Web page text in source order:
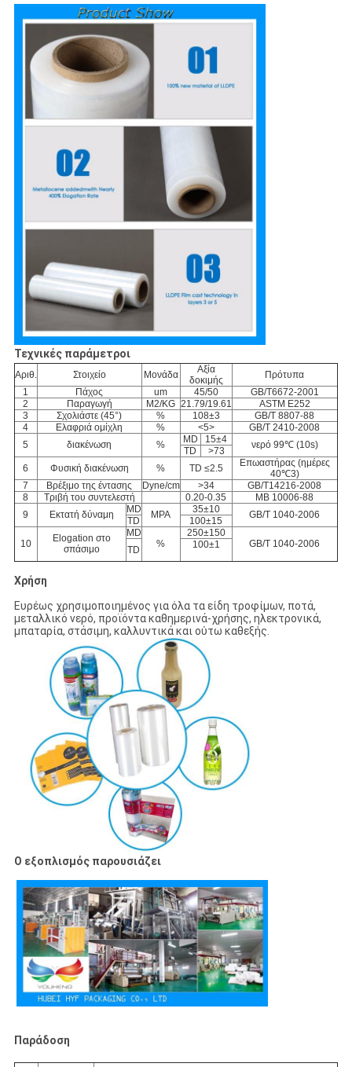
Τεχνικές παράμετροι
Αριθ. Στοιχείο Μονάδα
Αξία
δοκιμής
Πρότυπα
1
Πάχος um 45/50
GB/T6672-2001
2
Παραγωγή M2/KG 21.79/19.61
ASTM E252
3
Σχολιάστε (45°) % 108±3
GB/T 8807-88
4
Ελαφριά ομίχλη % <5>
GB/T 2410-2008
5
διακένωση % MD 15±4 νερό 99℃ (10s)
TD
>73
6
Φυσική διακένωση % TD ≤2.5
Επωαστήρας (ημέρες
40℃3)
7
Βρέξιμο της έντασης Dyne/cm >34
GB/T14216-2008
8
Τριβή του συντελεστή 0.20-0.35
ΜΒ 10006-88
9
Εκτατή δύναμη MD MPA 35±10 GB/T 1040-2006
TD 100±15
10
Elogation στο
σπάσιμο
MD
%
250±150
GB/T 1040-2006
TD 100±1
Χρήση
Ευρέως χρησιμοποιημένος για όλα τα είδη τροφίμων, ποτά,
μεταλλικό νερό, προϊόντα καθημερινά-χρήσης, ηλεκτρονικά,
μπαταρία, στάσιμη, καλλυντικά και ούτω καθεξής.
Ο εξοπλισμός παρουσιάζει
Παράδοση